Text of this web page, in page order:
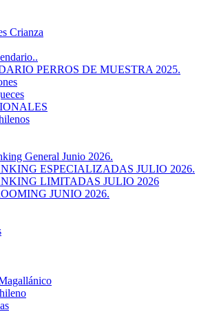
Crianza
PERROS DE MUESTRA 2025.
General Junio 2026.
ESPECIALIZADAS JULIO 2026.
LIMITADAS JULIO 2026
JUNIO 2026.